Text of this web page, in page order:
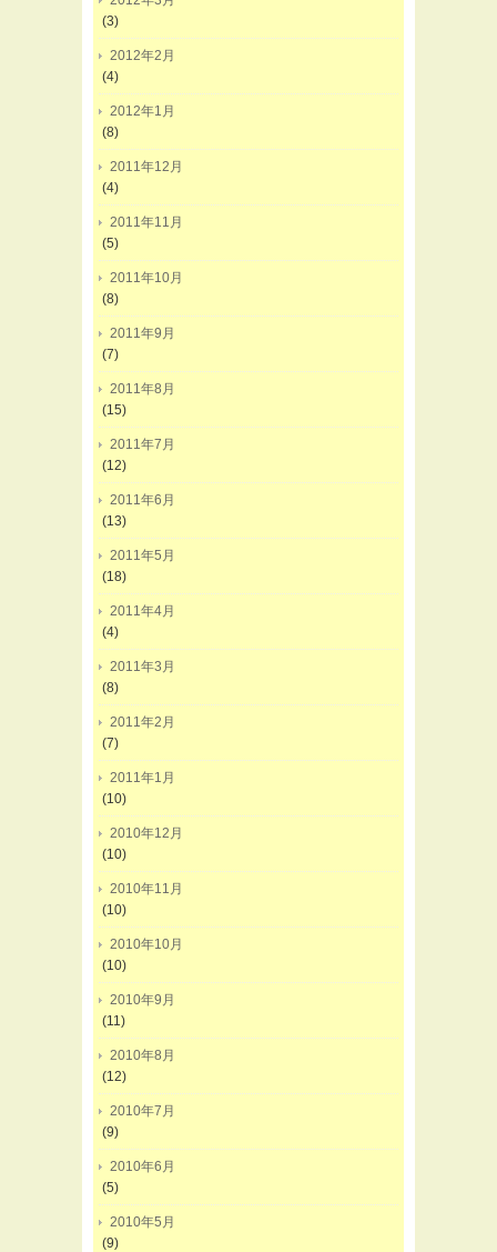
(3)
2012年2月
(4)
2012年1月
(8)
2011年12月
(4)
2011年11月
(5)
2011年10月
(8)
2011年9月
(7)
2011年8月
(15)
2011年7月
(12)
2011年6月
(13)
2011年5月
(18)
2011年4月
(4)
2011年3月
(8)
2011年2月
(7)
2011年1月
(10)
2010年12月
(10)
2010年11月
(10)
2010年10月
(10)
2010年9月
(11)
2010年8月
(12)
2010年7月
(9)
2010年6月
(5)
2010年5月
(9)